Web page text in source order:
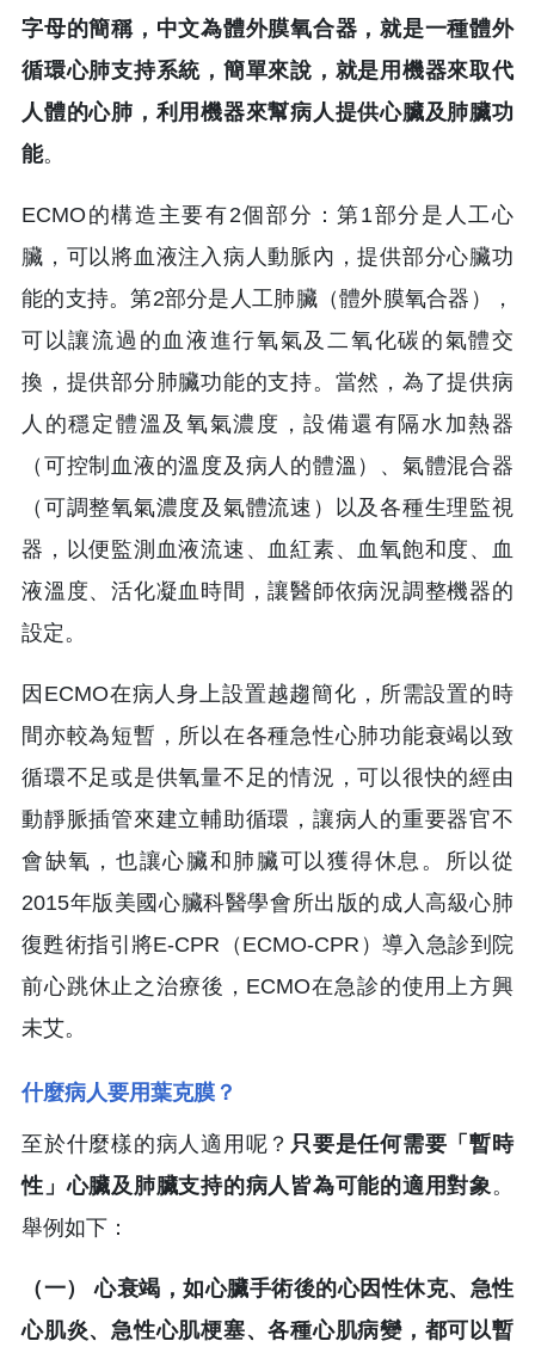
字母的簡稱，中文為體外膜氧合器，就是一種體外
循環心肺支持系統，簡單來說，就是用機器來取代
人體的心肺，利用機器來幫病人提供心臟及肺臟功
能。
ECMO的構造主要有2個部分：第1部分是人工心
臟，可以將血液注入病人動脈內，提供部分心臟功
能的支持。第2部分是人工肺臟（體外膜氧合器），
可以讓流過的血液進行氧氣及二氧化碳的氣體交
換，提供部分肺臟功能的支持。當然，為了提供病
人的穩定體溫及氧氣濃度，設備還有隔水加熱器
（可控制血液的溫度及病人的體溫）、氣體混合器
（可調整氧氣濃度及氣體流速）以及各種生理監視
器，以便監測血液流速、血紅素、血氧飽和度、血
液溫度、活化凝血時間，讓醫師依病況調整機器的
設定。
因ECMO在病人身上設置越趨簡化，所需設置的時
間亦較為短暫，所以在各種急性心肺功能衰竭以致
循環不足或是供氧量不足的情況，可以很快的經由
動靜脈插管來建立輔助循環，讓病人的重要器官不
會缺氧，也讓心臟和肺臟可以獲得休息。所以從
2015年版美國心臟科醫學會所出版的成人高級心肺
復甦術指引將E-CPR（ECMO-CPR）導入急診到院
前心跳休止之治療後，ECMO在急診的使用上方興
未艾。
什麼病人要用葉克膜？
至於什麼樣的病人適用呢？ 只要是任何需要「暫時
性」心臟及肺臟支持的病人皆為可能的適用對象 。
舉例如下：
（一） 心衰竭，如心臟手術後的心因性休克、急性
心肌炎、急性心肌梗塞、各種心肌病變，都可以暫